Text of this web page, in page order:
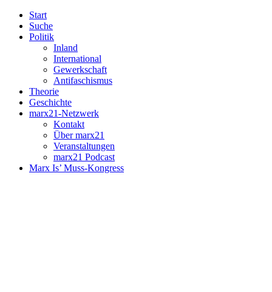
Start
Suche
Politik
Inland
International
Gewerkschaft
Antifaschismus
Theorie
Geschichte
marx21-Netzwerk
Kontakt
Über marx21
Veranstaltungen
marx21 Podcast
Marx Is’ Muss-Kongress